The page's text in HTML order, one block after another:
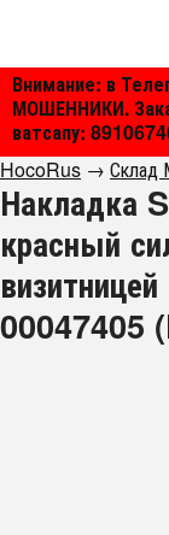
Внимание: в
МОШЕННИКИ.
ватсапу:
HocoRus → Склад
Накладка
красный
00047405